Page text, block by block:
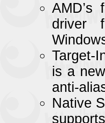
AMD’s
driver
Target-
is a
anti-
Native